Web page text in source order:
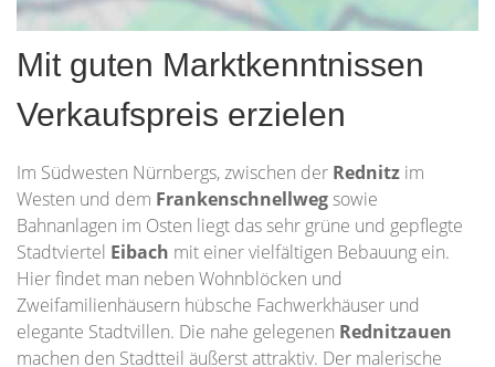
Mit guten Marktkenntnissen
Verkaufspreis erzielen
Im Südwesten Nürnbergs, zwischen der Rednitz im
Westen und dem Frankenschnellwegsowie
Bahnanlagen im Osten liegt das sehr grüne und gepflegte
Stadtviertel Eibach mit einer vielfältigen Bebauung ein.
Hier findet man neben Wohnblöcken und
Zweifamilienhäusern hübsche Fachwerkhäuser und
elegante Stadtvillen. Die nahe gelegenen Rednitzauen
machen den Stadtteil äußerst attraktiv. Der malerische